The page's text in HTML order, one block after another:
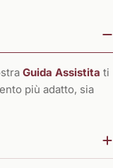
Guida Assistita ti
più adatto, sia